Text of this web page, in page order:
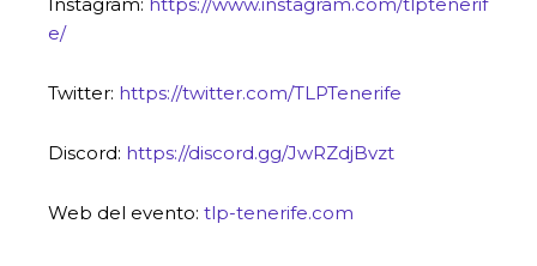
e/
Twitter: https://twitter.com/TLPTenerife
Discord: https://discord.gg/JwRZdjBvzt
Web del evento: tlp-tenerife.com